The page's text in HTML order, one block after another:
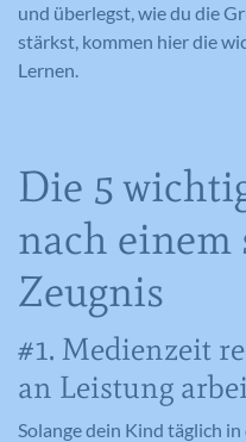
und überlegst, wie du die
stärkst, kommen hier die
Lernen.
Die 5
nach einem
Zeugnis
#1. Medienzeit
an Leistung
Solange dein Kind täglich